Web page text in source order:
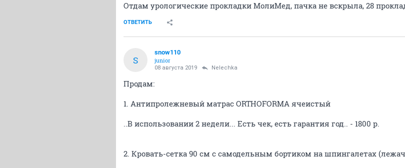
Отдам урологические прокладки МолиМед, пачка не вскрыла, 28
ОТВЕТИТЬ
S
snow110
junior
08 августа 2019 Nelechka
Продам:
1. Антипролежневый матрас ORTHOFORMA ячеистый
..В использовании 2 недели... Есть чек, есть гарантия год.. - 1800 р.
2. Кровать-сетка 90 см с самодельным бортиком на шпингалетах